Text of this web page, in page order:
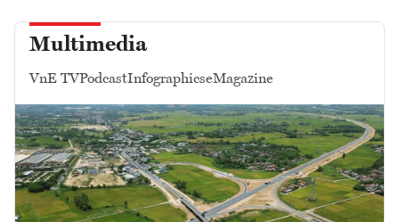
Multimedia
VnE TVPodcastInfographicseMagazine